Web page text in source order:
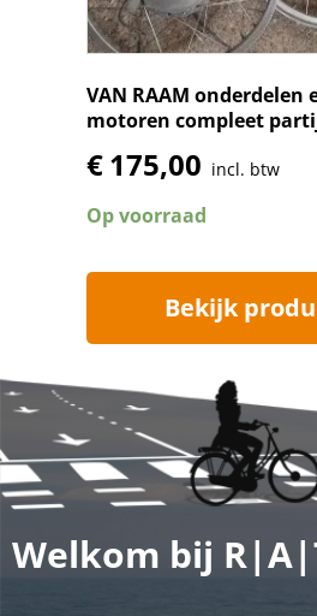
VAN RAAM onderdelen
motoren compleet
€175,00 incl. btw
Op voorraad
Bekijk
Welkom bij